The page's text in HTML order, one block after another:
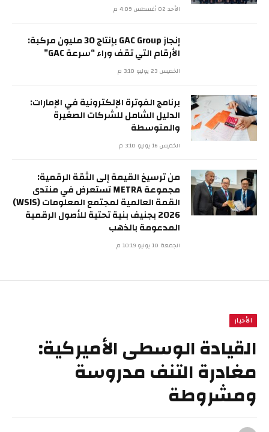
الأحد 02 أغسطس 4:09 م
إنجاز GAC Group بإنتاج 30 مليون مركبة:
الأرقام التي تقف وراء “سرعة GAC”
الخميس 23 يوليو 3:10 م
برنامج الفوترة الإلكترونية في الإمارات:
الدليل الشامل للشركات الصغيرة
والمتوسطة
الخميس 16 يوليو 3:10 م
من ترسيخ القيمة إلى الثقة الرقمية:
مجموعة METRA تستعرض في منتدى
القمة العالمية لمجتمع المعلومات (WSIS)
2026 بجنيف بنية تحتية للأصول الرقمية
المدعومة بالذهب
الجمعة 10 يوليو 10:19 م
الأخبار
القيادة الوسطى الأميركية:
مغادرة التنف مدروسة
ومشروطة